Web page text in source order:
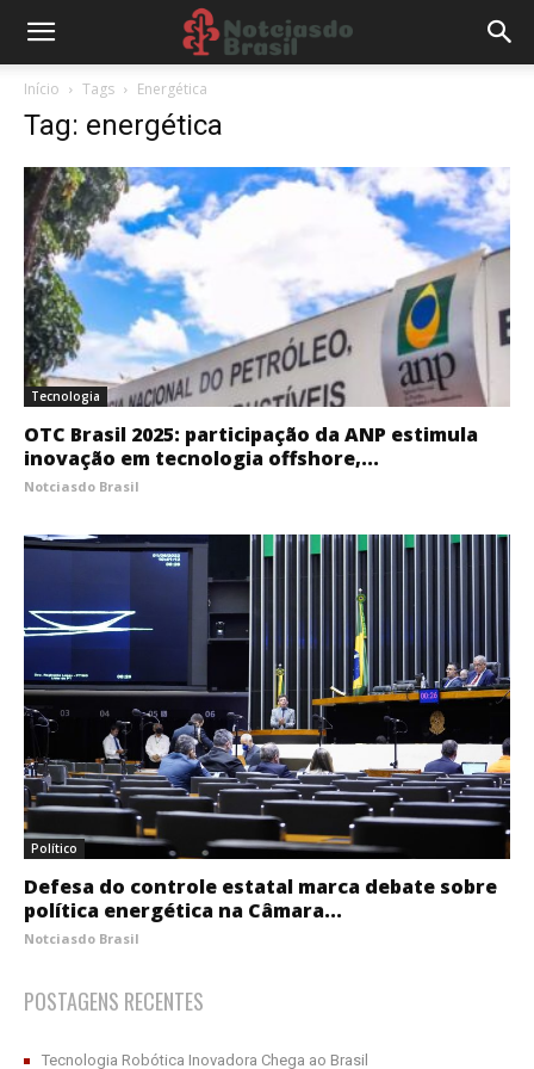
Início Tags Energética
Tag: energética
Tecnologia
OTC Brasil 2025: participação da ANP estimula
inovação em tecnologia offshore,...
Notciasdo Brasil
Político
Defesa do controle estatal marca debate sobre
política energética na Câmara...
Notciasdo Brasil
POSTAGENS RECENTES
Tecnologia Robótica Inovadora Chega ao Brasil